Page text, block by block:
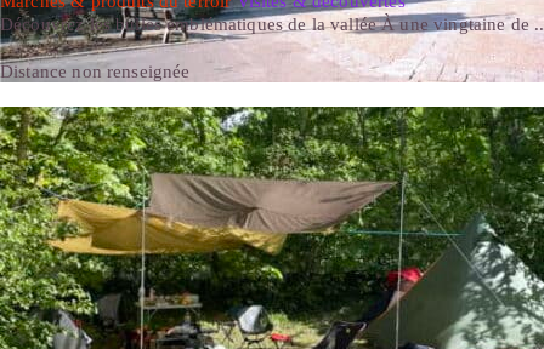
Découvrez les bulles emblématiques de la vallée À une vingtaine de
Distance non renseignée